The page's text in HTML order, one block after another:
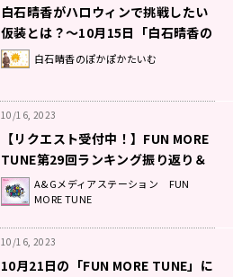
白石晴香がハロウィンで挑戦したい
仮装とは？～10月15日「白石晴香の
ぽかぽかたいむ」
白石晴香のぽかぽかたいむ
10/16, 2023
【リクエスト受付中！】FUN MORE
TUNE第29回ランキング振り返り＆
第30回 注目楽曲紹介
A&Gメディアステーション FUN
MORE TUNE
10/16, 2023
10月21日の「FUN MORE TUNE」に